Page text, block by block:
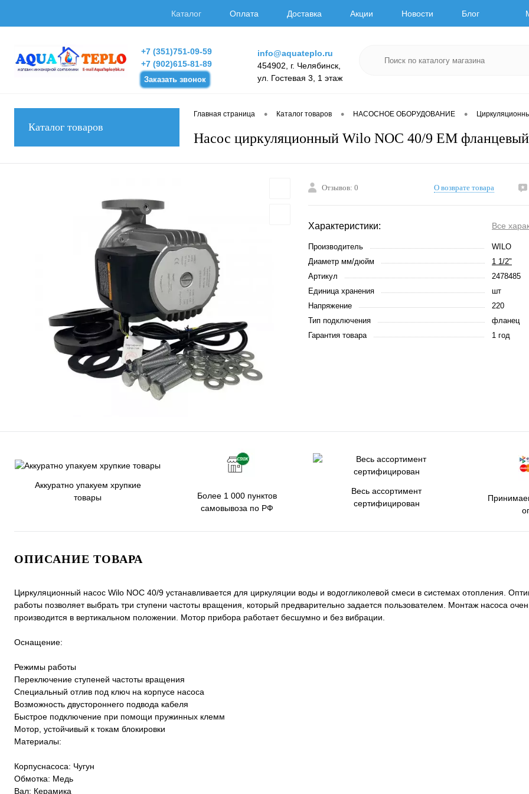
Каталог Оплата Доставка Акции Новости Блог
+7 (351)751-09-59
+7 (902)615-81-89
Заказать звонок
info@aquateplo.ru
454902, г. Челябинск,
ул. Гостевая 3, 1 этаж
Каталог товаров
Главная страница • Каталог товаров • НАСОСНОЕ ОБОРУДОВАНИЕ •
Насос циркуляционный Wilo NOC 40/9 EM фланцевый
Отзывов: 0 О возврате товара
Характеристики: Все
Производитель
WILO
Диаметр мм/дюйм
1 1/2"
Артикул
2478485
Единица хранения
шт
Напряжение
220
Тип подключения
фланец
Гарантия товара
1 год
Аккуратно упакуем хрупкие
товары
Более 1 000 пунктов
самовывоза по РФ
Весь ассортимент
сертифицирован
ОПИСАНИЕ ТОВАРА
Циркуляционный насос Wilo NOC 40/9 устанавливается для циркуляции воды и водогликолевой смеси в системах отопления.
работы позволяет выбрать три ступени частоты вращения, который предварительно задается пользователем. Монтаж насоса
производится в вертикальном положении. Мотор прибора работает бесшумно и без вибрации.
Оснащение:
Режимы работы
Переключение ступеней частоты вращения
Специальный отлив под ключ на корпусе насоса
Возможность двустороннего подвода кабеля
Быстрое подключение при помощи пружинных клемм
Мотор, устойчивый к токам блокировки
Материалы:
Корпуснасоса: Чугун
Обмотка: Медь
Вал: Керамика